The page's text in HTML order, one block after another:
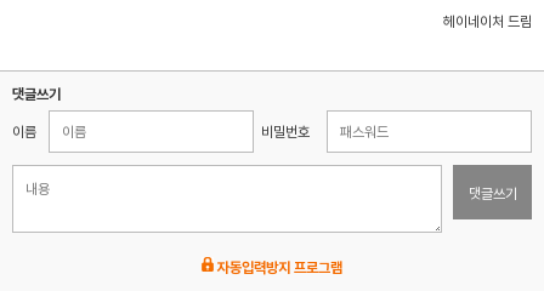
헤이네이처 드림
댓글쓰기
이름
비밀번호
댓글쓰기
자동입력방지 프로그램